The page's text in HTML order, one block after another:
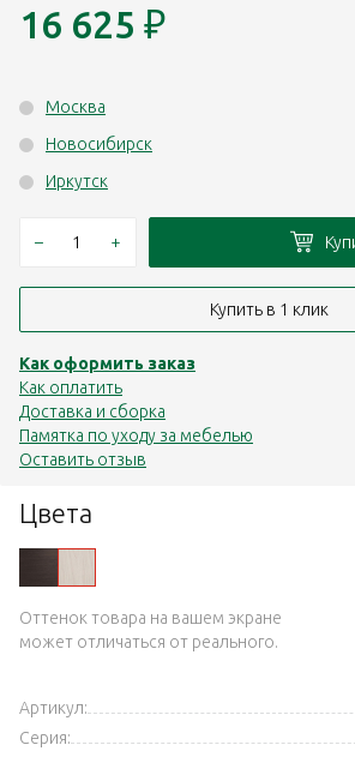
Цвета
Оттенок товара на вашем экране
может отличаться от реального.
Артикул:
Серия:
16 625 ₽
Москва
Новосибирск
Иркутск
– +
Купить в 1 клик
Как оформить заказ
Как оплатить
Доставка и сборка
Памятка по уходу за мебелью
Оставить отзыв